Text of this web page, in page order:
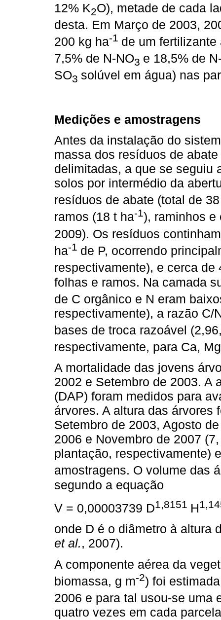
12% K2O), metade de cada
desta. Em Março de 2003,
200 kg ha-1 de um
7,5% de N-NO3 e 18,5% de
SO3 solúvel em água) nas
Medições e amostragens
Antes da instalação do
massa dos resíduos de
delimitadas, a que se seguiu
solos por intermédio da
resíduos de abate (total de
ramos (18 t ha-1), raminhos e
2009). Os resíduos
ha-1 de P, ocorrendo
respectivamente), e cerca de
folhas e ramos. Na camada
de C orgânico e N eram
respectivamente), a razão C/
bases de troca razoável
respectivamente, para Ca,
A mortalidade das jovens
2002 e Setembro de 2003. A
(DAP) foram medidos para
árvores. A altura das árvores
Setembro de 2003, Agosto
2006 e Novembro de 2007
plantação, respectivamente)
amostragens. O volume das
segundo a equação
V = 0,00003739 D1,8151 H
onde D é o diâmetro à altura
et al., 2007).
A componente aérea da
biomassa, g m-2) foi
2006 e para tal usou-se uma
quatro vezes em cada